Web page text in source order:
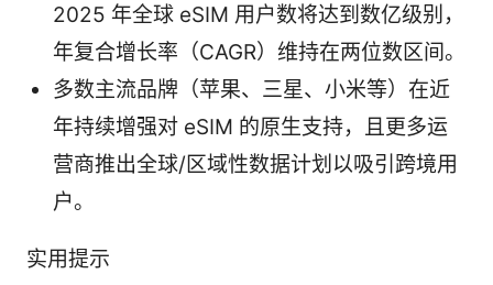
2025 年全球 eSIM 用户数将达到数亿级别，
年复合增长率（CAGR）维持在两位数区间。
多数主流品牌（苹果、三星、小米等）在近
年持续增强对 eSIM 的原生支持，且更多运
营商推出全球/区域性数据计划以吸引跨境用
户。
实用提示